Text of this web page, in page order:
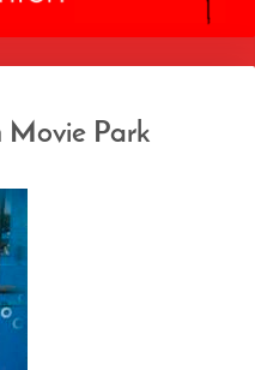
Movie Park